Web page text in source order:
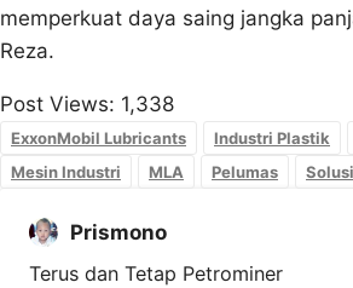
memperkuat daya saing jangka
Reza.
Post Views: 1,338
ExxonMobil Lubricants Industri Plastik
Mesin Industri
MLA Pelumas Solusi
Prismono
Terus dan Tetap Petrominer